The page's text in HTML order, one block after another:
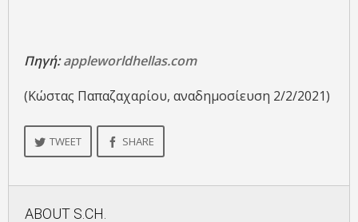
Πηγή:appleworldhellas.com
(Κώστας Παπαζαχαρίου, αναδημοσίευση 2/2/2021)
TWEET SHARE
ABOUT S.CH.